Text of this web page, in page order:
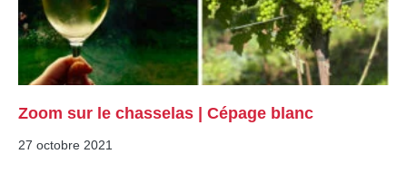
Zoom sur le chasselas | Cépage blanc
27 octobre 2021